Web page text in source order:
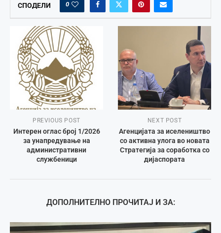
СПОДЕЛИ 0
PREVIOUS POST
Интерен оглас број 1/2026
за унапредување на
административни
службеници
NEXT POST
Агенцијата за иселеништво
со активна улога во новата
Стратегија за соработка со
дијаспората
ДОПОЛНИТЕЛНО ПРОЧИТАЈ И ЗА: